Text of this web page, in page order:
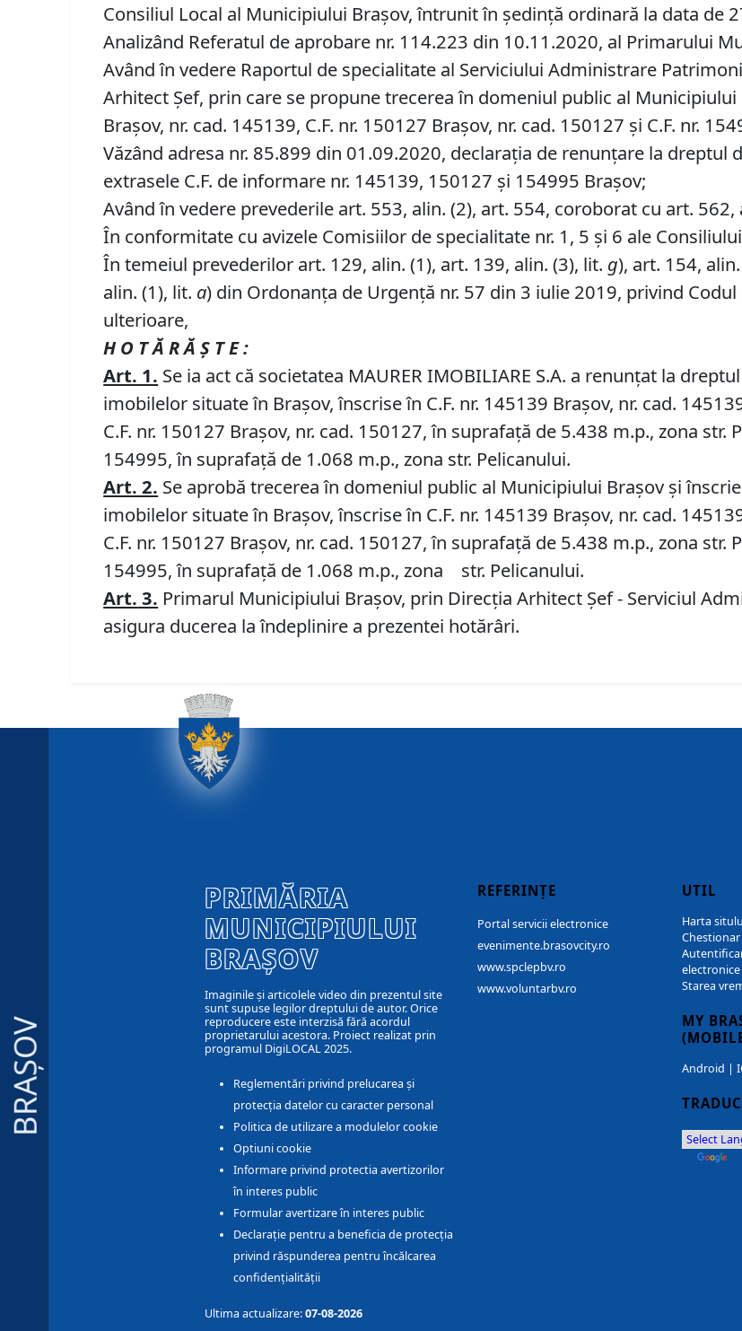
Consiliul Local al Municipiului Brașov, întrunit în ședință ordinară la data de
Analizând Referatul de aprobare nr. 114.223 din 10.11.2020, al Primarului
Având în vedere Raportul de specialitate al Serviciului Administrare
Arhitect Șef, prin care se propune trecerea în domeniul public al
Brașov, nr. cad. 145139, C.F. nr. 150127 Brașov, nr. cad. 150127 și C.F. nr.
Văzând adresa nr. 85.899 din 01.09.2020, declarația de renunțare la dreptul
extrasele C.F. de informare nr. 145139, 150127 și 154995 Brașov;
Având în vedere prevederile art. 553, alin. (2), art. 554, coroborat cu art.
În conformitate cu avizele Comisiilor de specialitate nr. 1, 5 și 6 ale
În temeiul prevederilor art. 129, alin. (1), art. 139, alin. (3), lit. g), art. 154,
alin. (1), lit. a) din Ordonanța de Urgență nr. 57 din 3 iulie 2019, privind
ulterioare,
H O T Ă R Ă Ş T E :
Art. 1. Se ia act că societatea MAURER IMOBILIARE S.A. a renunțat la
imobilelor situate în Braşov, înscrise în C.F. nr. 145139 Brașov, nr. cad.
C.F. nr. 150127 Brașov, nr. cad. 150127, în suprafață de 5.438 m.p., zona str.
154995, în suprafață de 1.068 m.p., zona str. Pelicanului.
Art. 2. Se aprobă trecerea în domeniul public al Municipiului Braşov şi
imobilelor situate în Braşov, înscrise în C.F. nr. 145139 Brașov, nr. cad.
C.F. nr. 150127 Brașov, nr. cad. 150127, în suprafață de 5.438 m.p., zona str.
154995, în suprafață de 1.068 m.p., zona str. Pelicanului.
Art. 3. Primarul Municipiului Braşov, prin Direcţia Arhitect Şef - Serviciul
asigura ducerea la îndeplinire a prezentei hotărâri.
BRAȘOV
PRIMĂRIA
MUNICIPIULUI
BRAȘOV
Imaginile și articolele video din prezentul site
sunt supuse legilor dreptului de autor. Orice
reproducere este interzisă fără acordul
proprietarului acestora. Proiect realizat prin
programul DigiLOCAL 2025.
Reglementări privind prelucarea și
protecția datelor cu caracter personal
Politica de utilizare a modulelor cookie
Optiuni cookie
Informare privind protectia avertizorilor
în interes public
Formular avertizare în interes public
Declarație pentru a beneficia de protecția
privind răspunderea pentru încălcarea
confidențialității
Ultima actualizare:07-08-2026
REFERINȚE
Portal servicii electronice
evenimente.brasovcity.ro
www.spclepbv.ro
www.voluntarbv.ro
UTIL
Harta
electronice
Starea
MY
Android |